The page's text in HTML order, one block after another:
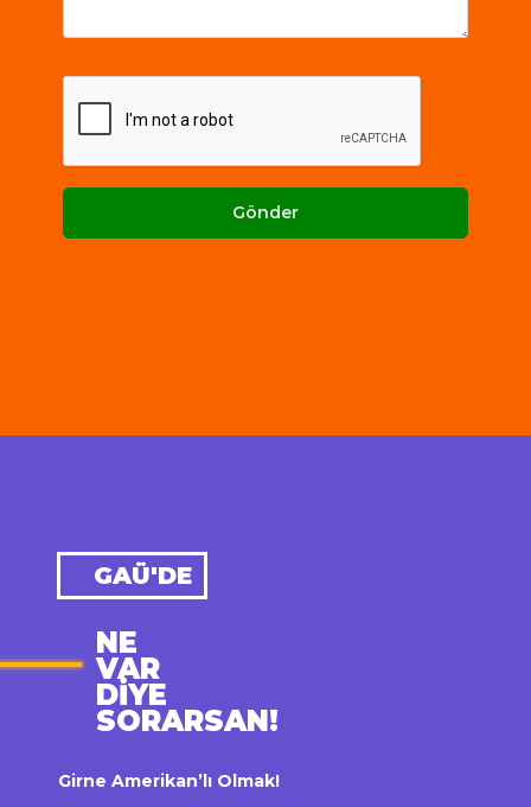
Gönder
GAÜ'DE
NE
VAR
DIYE
SORARSAN!
Girne Amerikan’lı Olmak!